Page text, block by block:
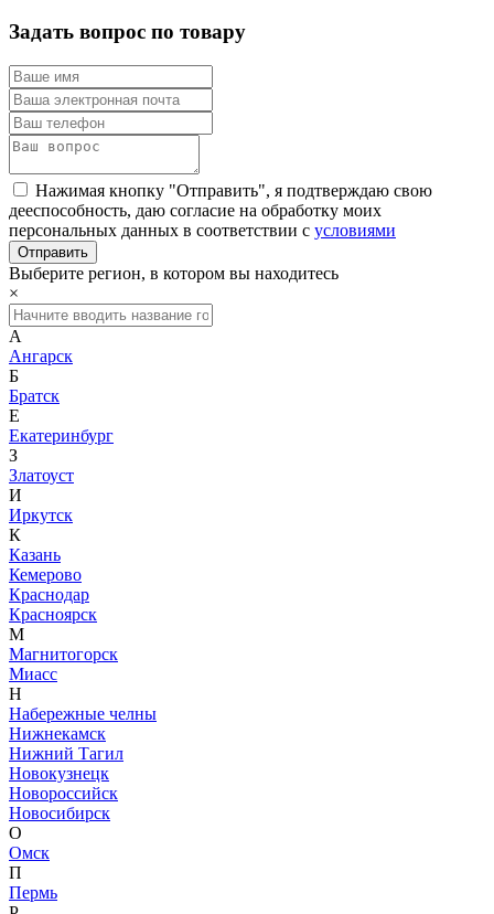
Задать вопрос по товару
Нажимая кнопку "Отправить", я подтверждаю свою
дееспособность, даю согласие на обработку моих
персональных данных в соответствии с условиями
Выберите регион, в котором вы находитесь
×
А
Ангарск
Б
Братск
Е
Екатеринбург
З
Златоуст
И
Иркутск
К
Казань
Кемерово
Краснодар
Красноярск
М
Магнитогорск
Миасс
Н
Набережные челны
Нижнекамск
Нижний Тагил
Новокузнецк
Новороссийск
Новосибирск
О
Омск
П
Пермь